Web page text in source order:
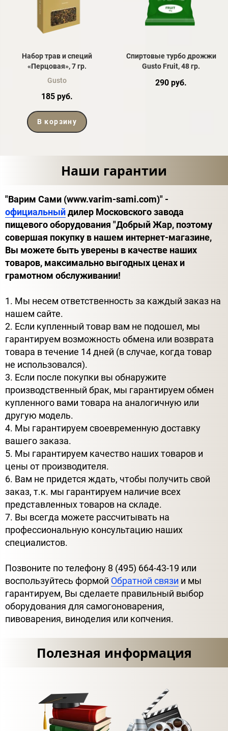
Набор трав и специй
«Перцовая», 7 гр.
Gusto
185 руб.
В корзину
Спиртовые турбо дрожжи
Gusto Fruit, 48 гр.
290 руб.
Наши гарантии
"Варим Сами (www.varim-sami.com)" -
официальныйдилер Московского завода
пищевого оборудования "Добрый Жар, поэтому
совершая покупку в нашем интернет-магазине,
Вы можете быть уверены в качестве наших
товаров, максимально выгодных ценах и
грамотном обслуживании!
1. Мы несем ответственность за каждый заказ на
нашем сайте.
2. Если купленный товар вам не подошел, мы
гарантируем возможность обмена или возврата
товара в течение 14 дней (в случае, когда товар
не использовался).
3. Если после покупки вы обнаружите
производственный брак, мы гарантируем обмен
купленного вами товара на аналогичную или
другую модель.
4. Мы гарантируем своевременную доставку
вашего заказа.
5. Мы гарантируем качество наших товаров и
цены от производителя.
6. Вам не придется ждать, чтобы получить свой
заказ, т.к. мы гарантируем наличие всех
представленных товаров на складе.
7. Вы всегда можете рассчитывать на
профессиональную консультацию наших
специалистов.
Позвоните по телефону 8 (495) 664-43-19 или
воспользуйтесь формой Обратной связи и мы
гарантируем, Вы сделаете правильный выбор
оборудования для самогоноварения,
пивоварения, виноделия или копчения.
Полезная информация